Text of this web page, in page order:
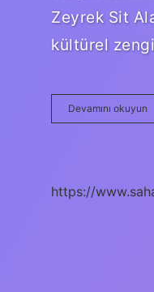
Zeyrek Sit
kültürel
Devamını okuyun
https://